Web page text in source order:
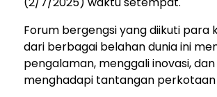
Forum bergengsi yang diikuti
dari berbagai belahan dunia ini
pengalaman, menggali inovasi,
menghadapi tantangan perkotaan